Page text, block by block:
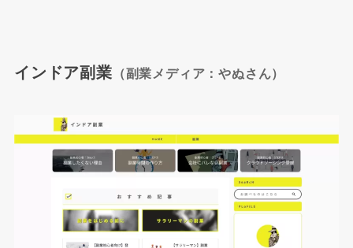
インドア副業 （副業メディア：やぬさん）